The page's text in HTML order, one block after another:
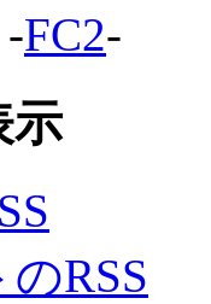
FC2-
示
RSS